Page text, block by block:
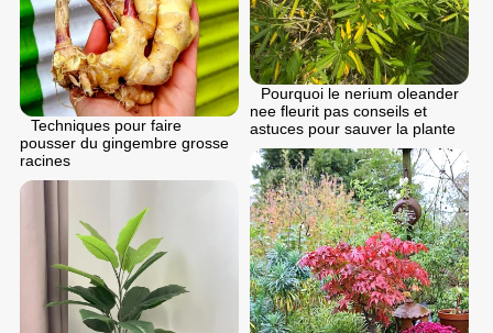
Pourquoi le nerium oleander
nee fleurit pas conseils et
astuces pour sauver la plante
Techniques pour faire
pousser du gingembre grosse
racines